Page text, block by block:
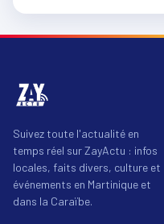
Suivez toute l'actualité en
temps réel sur ZayActu : infos
locales, faits divers, culture et
événements en Martinique et
dans la Caraïbe.